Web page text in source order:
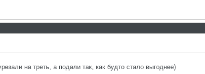
на треть, а подали так, как будто стало выгоднее)